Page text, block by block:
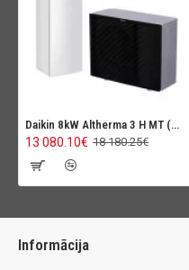
Daikin 8kW Altherma 3 H MT (Augstas temperatūras siltumsūknis), 180L, ar dzesēšanas funkciju
13 080.10€ 18 180.25€
Informācija